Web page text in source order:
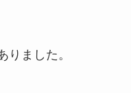
りました。